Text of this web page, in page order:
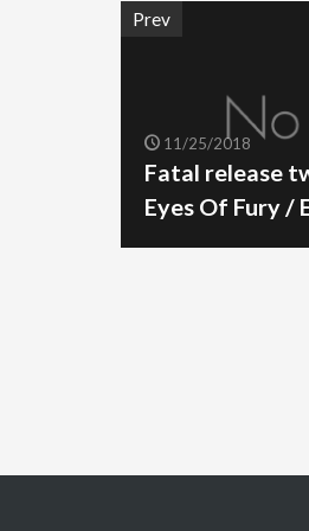
Prev
11/25/2018
Fatal release
Eyes Of Fury /